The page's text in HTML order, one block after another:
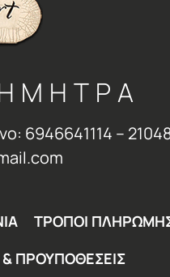
6946641114 –
ΤΡΟΠΟΙ
& ΠΡΟΥΠΟΘΕΣΕΙΣ